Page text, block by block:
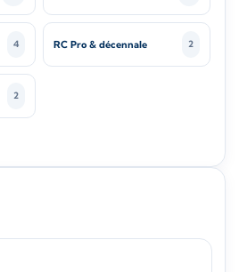
4 RC Pro & décennale 2
2